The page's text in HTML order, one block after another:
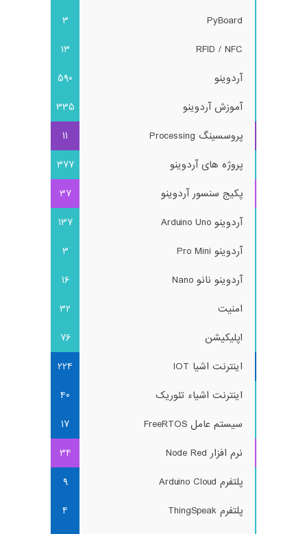
PyBoard
3
RFID / NFC
13
آردوینو
590
آموزش آردوینو
335
پروسسینگ Processing
11
پروژه های آردوینو
377
پکیج سنسور آردوینو
37
آردوینو Arduino Uno
137
آردوینو Pro Mini
3
آردوینو نانو Nano
16
امنیت
32
اپلیکیشن
76
اینترنت اشیا IOT
224
اینترنت اشیاء تئوریک
40
سیستم عامل FreeRTOS
17
نرم افزار Node Red
34
پلتفرم Arduino Cloud
9
پلتفرم ThingSpeak
4